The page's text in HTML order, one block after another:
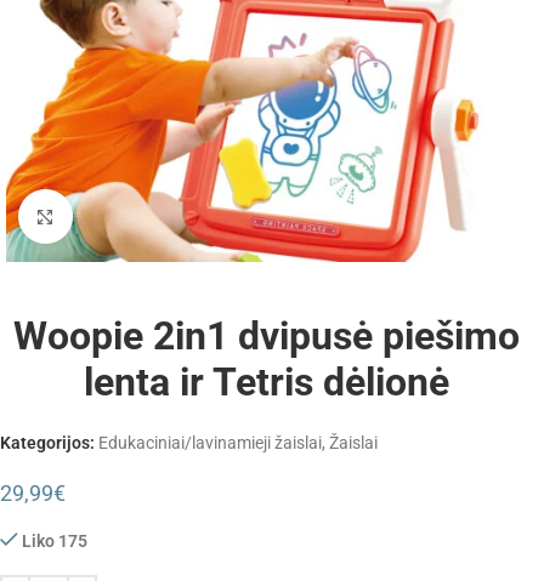
Padidinti
Woopie 2in1 dvipusė piešimo
lenta ir Tetris dėlionė
Kategorijos: Edukaciniai/lavinamieji žaislai, Žaislai
29,99€
Liko 175